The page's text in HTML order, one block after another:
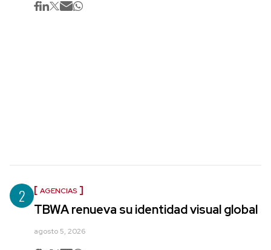
2 AGENCIAS
TBWA renueva su identidad visual global
agosto 5, 2026